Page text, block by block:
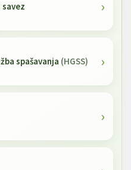
spašavanja (HGSS)